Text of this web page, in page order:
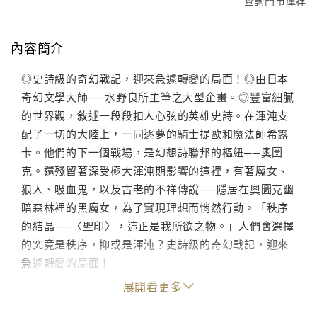
內容簡介
◎史詩級的奇幻戰記，迎來急遽轉變的局面！◎由日本
奇幻文學大師──水野良所主筆之大型企畫。◎豐富細膩
的世界觀，敘述一段段扣人心弦的英雄史詩。在渾沌支
配了一切的大陸上，一同逐夢的騎士提歐和魔法師希露
卡。他們的下一個戰場，是幻想詩聯邦的樞紐──奧圖
克。還殘留著深受極大渾沌期影響的這裡，有著魔女、
狼人、吸血鬼，以及古老的不祥傳說──隱居在奧圖克幽
暗森林裡的黑魔女，為了實現理想而悄然行動。「秩序
的結晶──〈聖印〉，這正是我所欲之物。」人們會選擇
的究竟是秩序，抑或是渾沌？史詩級的奇幻戰記，迎來
急遽轉變的局面！
展開看更多